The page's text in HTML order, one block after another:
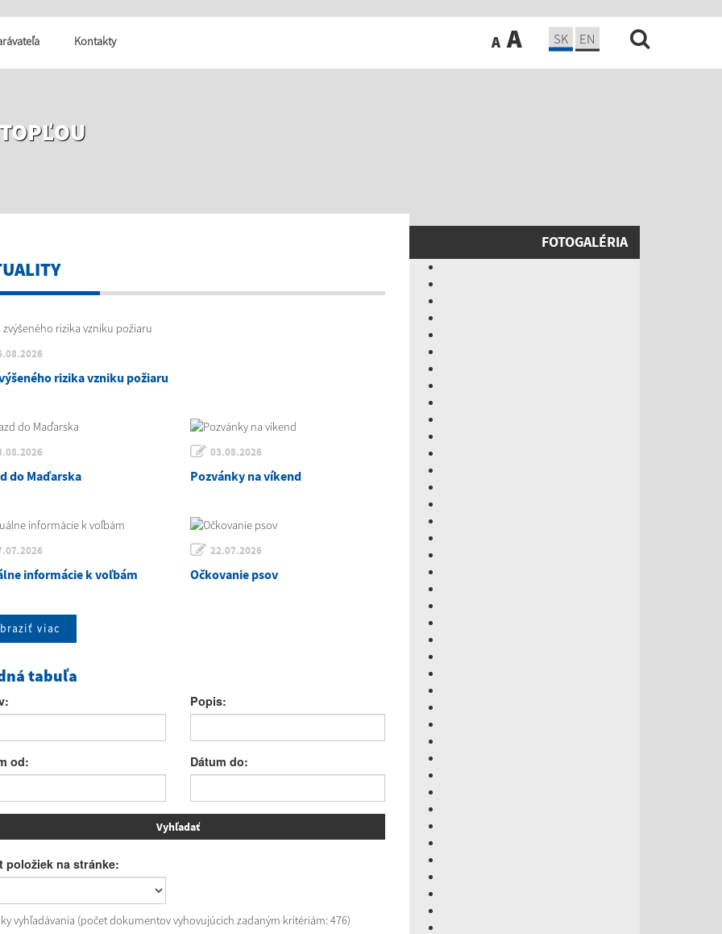
Kontakty A A SK EN
rizika vzniku požiaru
do Maďarska
03.08.2026
Pozvánky na víkend
informácie k voľbám
22.07.2026
Očkovanie psov
viac
tabuľa
Popis:
od: Dátum do:
položiek na stránke:
vyhľadávania (počet dokumentov vyhovujúcich zadaným kritériám: 476)
FOTOGALÉRIA